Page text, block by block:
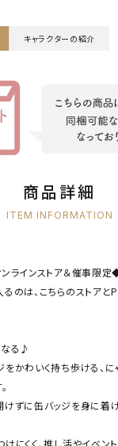
公式 公式
キャラクターの紹介
商品詳細
ITEM INFORMATION
ラインストア＆催事限定
のは、こちらのストア
なる♪
かわいく持ち歩ける、
けずに缶バッジを身に着